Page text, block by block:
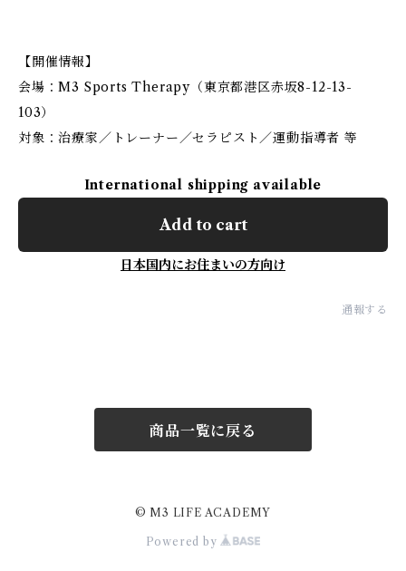
【開催情報】
会場：M3 Sports Therapy（東京都港区赤坂8-12-13-
103）
対象：治療家／トレーナー／セラピスト／運動指導者 等
International shipping available
Add to cart
日本国内にお住まいの方向け
通報する
商品一覧に戻る
© M3 LIFE ACADEMY
Powered by